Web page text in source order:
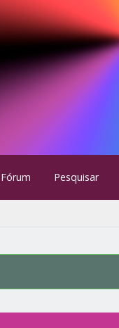
Fórum Pesquisar